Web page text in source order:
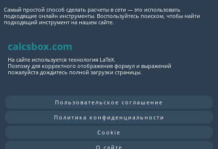
Самый простой способ сделать расчеты в сети — это использовать
подходящие онлайн инструменты. Воспользуйтесь поиском, чтобы найти
подходящий инструмент на нашем сайте.
calcsbox.com
На сайте используется технология LaTeX.
Поэтому для корректного отображения формул и выражений
пожалуйста дождитесь полной загрузки страницы.
Пользовательское соглашение
Политика конфиденциальности
Cookie
О сайте